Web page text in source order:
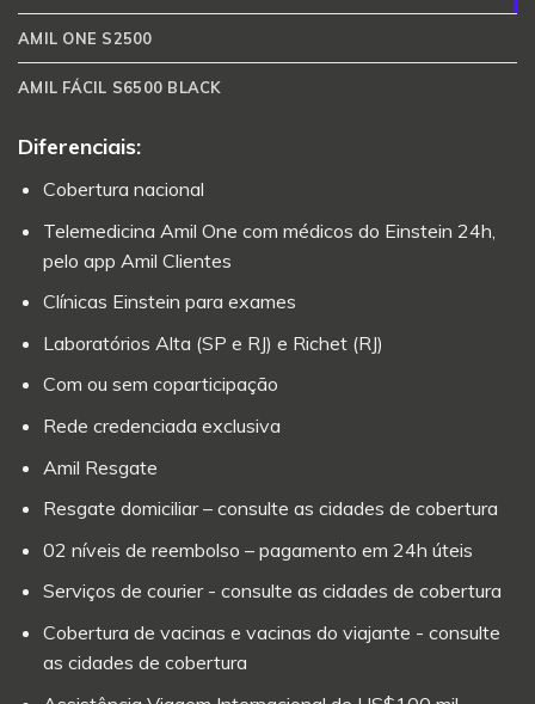
AMIL ONE S2500
AMIL FÁCIL S6500 BLACK
Diferenciais:
Cobertura nacional
Telemedicina Amil One com médicos do Einstein 24h,
pelo app Amil Clientes
Clínicas Einstein para exames
Laboratórios Alta (SP e RJ) e Richet (RJ)
Com ou sem coparticipação
Rede credenciada exclusiva
Amil Resgate
Resgate domiciliar – consulte as cidades de cobertura
02 níveis de reembolso – pagamento em 24h úteis
Serviços de courier - consulte as cidades de cobertura
Cobertura de vacinas e vacinas do viajante - consulte
as cidades de cobertura